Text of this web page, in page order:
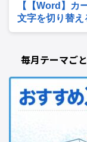
【【Word】カ
文字を切り替
毎月テーマご